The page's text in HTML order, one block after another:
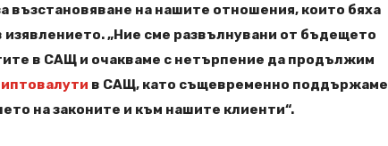
възстановяване на нашите отношения, които бяха
изявлението. „Ние сме развълнувани от бъдещето
в САЩ и очакваме с нетърпение да продължим
в САЩ, като същевременно поддържаме
на законите и към нашите клиенти“.